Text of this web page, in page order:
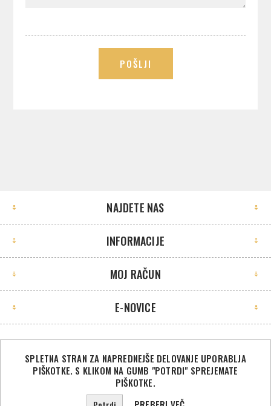
POŠLJI
NAJDETE NAS
INFORMACIJE
MOJ RAČUN
E-NOVICE
©2026 Sport Store. Vse pravice pridržane.
Powered by
SPLETNA STRAN ZA NAPREDNEJŠE DELOVANJE UPORABLJA
PIŠKOTKE. S KLIKOM NA GUMB "POTRDI" SPREJEMATE
PIŠKOTKE.